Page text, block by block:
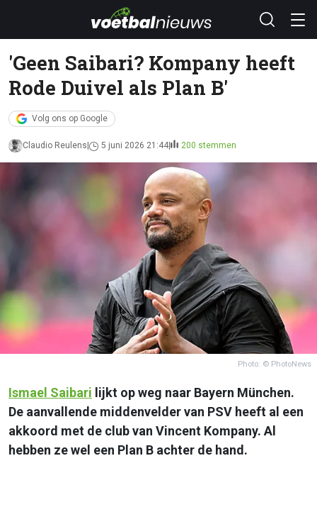
'Geen Saibari? Kompany heeft
Rode Duivel als Plan B'
Volg ons op Google
Claudio Reulens 5 juni 2026 21:44 200 stemmen
Photo: © PhotoNews
Ismael Saibari lijkt op weg naar Bayern München.
De aanvallende middenvelder van PSV heeft al een
akkoord met de club van Vincent Kompany. Al
hebben ze wel een Plan B achter de hand.